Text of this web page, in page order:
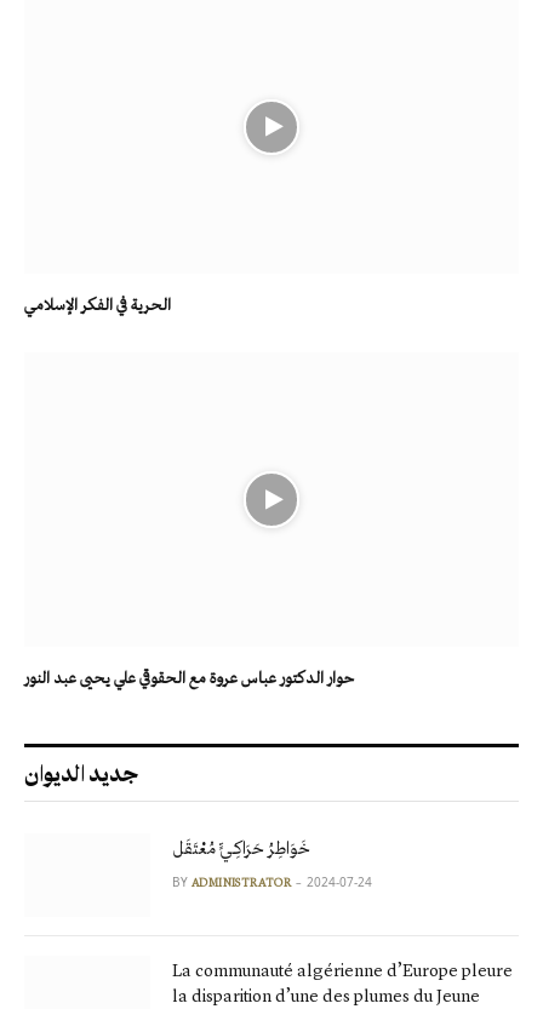
الحرية في الفكر الإسلامي
حوار الدكتور عباس عروة مع الحقوقي علي يحيى عبد النور
جديد الديوان
خَوَاطِرُ حَرَاكِـيٍّ مُعْتَقَل
BY ADMINISTRATOR 2024-07-24
La communauté algérienne d’Europe pleure
la disparition d’une des plumes du Jeune